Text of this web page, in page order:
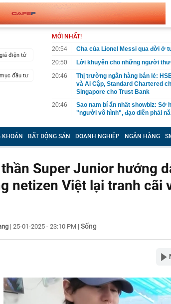
điện tử
đầu tư
MỚI NHẤT!
20:54
Cha của Lionel Messi qua đời ở
20:50
Lời khuyên cho những người
20:46
Thị trường ngân hàng bán lẻ:
và Ai Cập, Standard Chartered
Singapore cho Trust Bank
20:46
Sao nam bí ẩn nhất showbiz: Sở
"người vô hình", đạo diễn phải
20:43
Hơn 120 cán bộ, chiến sĩ đồng
người tại chợ đầu mối
20:42
Thanh tra Chính phủ chuyển Bộ
khai sai thuế
20:40
14h ngày mai 9/8, Đại học Bách
ngành
Đại biểu Quốc hội: 'Điều tôi lo
livestream phản cảm...'
Con trai nghệ sĩ Vân Dung gây
20:21
Xe điện qua thời đắt đỏ, nay rẻ
20:20
3 loại hải sản phổ biến có nguy
KHOÁN BẤT ĐỘNG SẢN DOANH NGHIỆP NGÂN HÀNG
Super Junior hướng
netizen Việt lại tranh cãi
| 25-01-2025 - 23:10 PM | Sống